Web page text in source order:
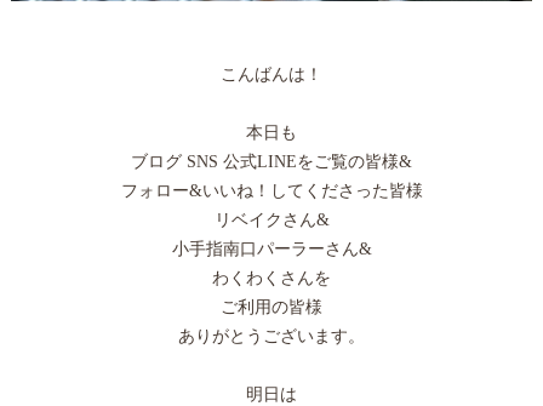
こんばんは！
本日も
ブログ SNS 公式LINEをご覧の皆様&
フォロー&いいね！してくださった皆様
リベイクさん&
小手指南口パーラーさん&
わくわくさんを
ご利用の皆様
ありがとうございます。
明日は